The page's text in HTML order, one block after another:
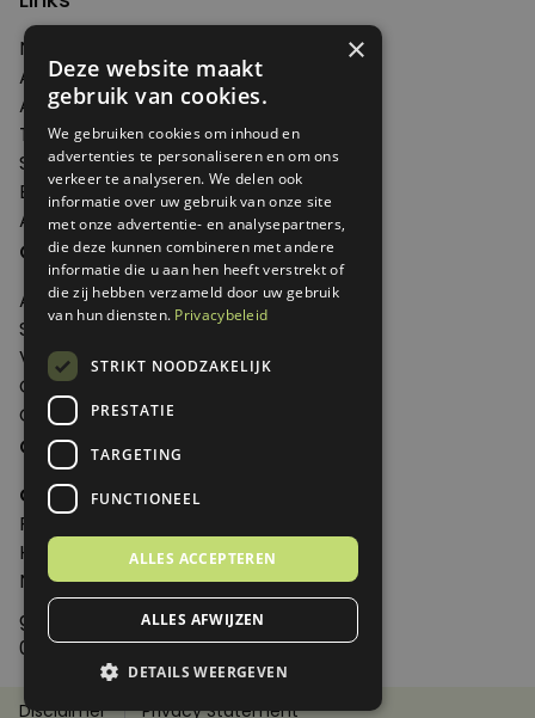
Nieuws
Artikelen
Agenda
Thema's
Shop
Edities
Abonneren
Over Genoeg
Adverteren
Samenwerken
Verkooppunten
Over Genoeg
Contact
Contactgegevens
Genoeg
Postbus 595 - 3700 AN Zeist
Huis ter Heideweg 13 - 3705MA Zeist
Nederland
genoeg@spabonneeservice.nl
088-1102091
Disclaimer Privacy Statement
×
Deze website maakt
gebruik van cookies.
We gebruiken cookies om inhoud en
advertenties te personaliseren en om ons
verkeer te analyseren. We delen ook
informatie over uw gebruik van onze site
met onze advertentie- en analysepartners,
die deze kunnen combineren met andere
informatie die u aan hen heeft verstrekt of
die zij hebben verzameld door uw gebruik
van hun diensten. Privacybeleid
STRIKT NOODZAKELIJK
PRESTATIE
TARGETING
FUNCTIONEEL
ALLES ACCEPTEREN
ALLES AFWIJZEN
DETAILS WEERGEVEN